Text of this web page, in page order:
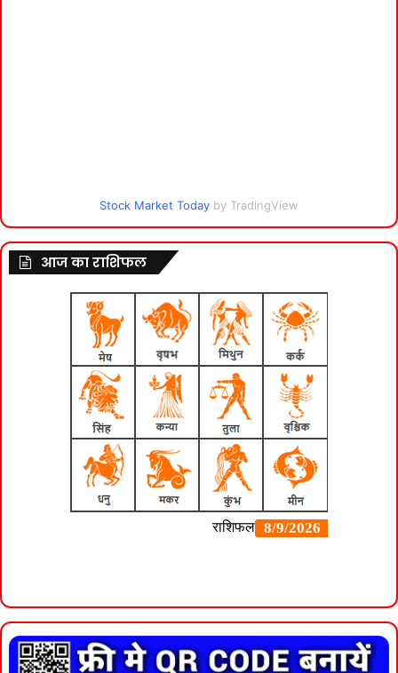
Stock Market Today by TradingView
आज का राशिफल